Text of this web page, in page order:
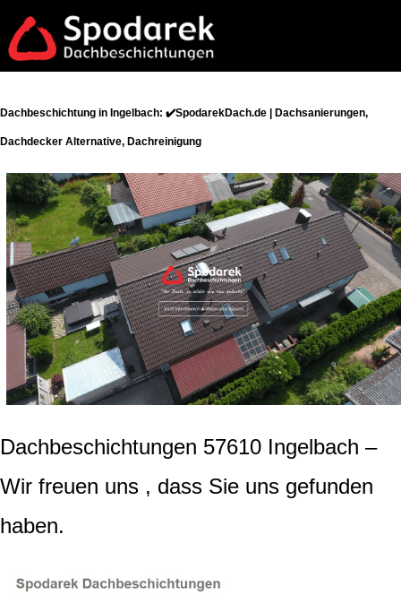
Dachbeschichtung in Ingelbach: ✔️SpodarekDach.de | Dachsanierungen,
Dachdecker Alternative, Dachreinigung
Dachbeschichtungen 57610 Ingelbach –
Wir freuen uns , dass Sie uns gefunden
haben.